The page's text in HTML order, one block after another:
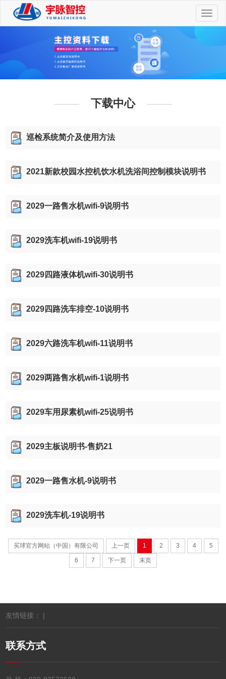
切
换
航
下载中心
巡检系统简介及使用方法
2021新款校园水控机饮水机洗浴间控制模块说明书
2029一路售水机wifi-9说明书
2029洗车机wifi-19说明书
2029四路液体机wifi-30说明书
2029四路洗车排空-10说明书
2029六路洗车机wifi-11说明书
2029两路售水机wifi-1说明书
2029车用尿素机wifi-25说明书
2029主板说明书-售奶21
2029一路售水机-9说明书
2029洗车机-19说明书
买球官方网站（中国）有限公司 上一页 1 2 3 4 5
6 7 下一页 末页
友情链接： |
联系方式